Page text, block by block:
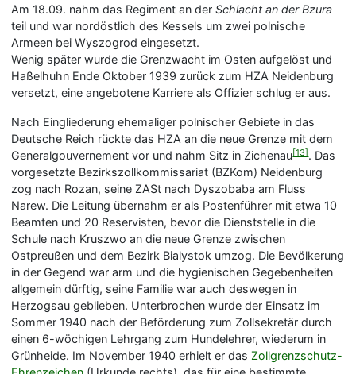
Am 18.09. nahm das Regiment an derSchlacht an der Bzura
teil und war nordöstlich des Kessels um zwei polnische
Armeen bei Wyszogrod eingesetzt.
Wenig später wurde die Grenzwacht im Osten aufgelöst und
Haßelhuhn Ende Oktober 1939 zurück zum HZA Neidenburg
versetzt, eine angebotene Karriere als Offizier schlug er aus.
Nach Eingliederung ehemaliger polnischer Gebiete in das
Deutsche Reich rückte das HZA an die neue Grenze mit dem
Generalgouvernement vor und nahm Sitz in Zichenau[13]. Das
vorgesetzte Bezirkszollkommissariat (BZKom) Neidenburg
zog nach Rozan, seine ZASt nach Dyszobaba am Fluss
Narew. Die Leitung übernahm er als Postenführer mit etwa 10
Beamten und 20 Reservisten, bevor die Dienststelle in die
Schule nach Kruszwo an die neue Grenze zwischen
Ostpreußen und dem Bezirk Bialystok umzog. Die Bevölkerung
in der Gegend war arm und die hygienischen Gegebenheiten
allgemein dürftig, seine Familie war auch deswegen in
Herzogsau geblieben. Unterbrochen wurde der Einsatz im
Sommer 1940 nach der Beförderung zum Zollsekretär durch
einen 6-wöchigen Lehrgang zum Hundelehrer, wiederum in
Grünheide. Im November 1940 erhielt er dasZollgrenzschutz-